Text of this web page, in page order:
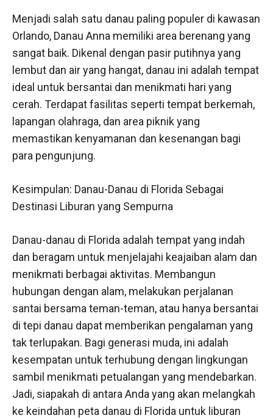
Menjadi salah satu danau paling populer di kawasan
Orlando, Danau Anna memiliki area berenang yang
sangat baik. Dikenal dengan pasir putihnya yang
lembut dan air yang hangat, danau ini adalah tempat
ideal untuk bersantai dan menikmati hari yang
cerah. Terdapat fasilitas seperti tempat berkemah,
lapangan olahraga, dan area piknik yang
memastikan kenyamanan dan kesenangan bagi
para pengunjung.
Kesimpulan: Danau-Danau di Florida Sebagai
Destinasi Liburan yang Sempurna
Danau-danau di Florida adalah tempat yang indah
dan beragam untuk menjelajahi keajaiban alam dan
menikmati berbagai aktivitas. Membangun
hubungan dengan alam, melakukan perjalanan
santai bersama teman-teman, atau hanya bersantai
di tepi danau dapat memberikan pengalaman yang
tak terlupakan. Bagi generasi muda, ini adalah
kesempatan untuk terhubung dengan lingkungan
sambil menikmati petualangan yang mendebarkan.
Jadi, siapakah di antara Anda yang akan melangkah
ke keindahan peta danau di Florida untuk liburan